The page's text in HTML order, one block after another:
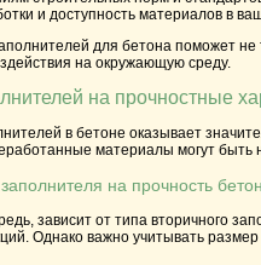
и доступность материалов в
для бетона поможет не
на окружающую среду.
на прочностные
в бетоне оказывает
материалы могут
на прочность
зависит от типа вторичного
Однако важно учитывать